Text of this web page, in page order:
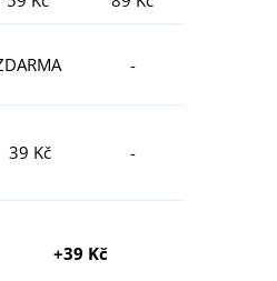
-
39 Kč -
+39 Kč